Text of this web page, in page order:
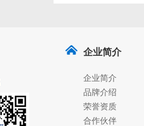
企业简介
企业简介
品牌介绍
荣誉资质
合作伙伴